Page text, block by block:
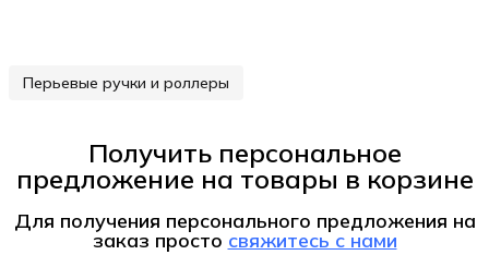
Перьевые ручки и роллеры
Получить персональное
предложение на товары в корзине
Для получения персонального предложения на
заказ просто свяжитесь с нами